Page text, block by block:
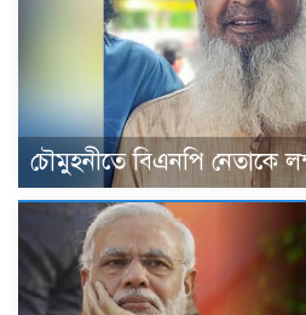
চৌমুহনীতে বিএনপি নেতাকে